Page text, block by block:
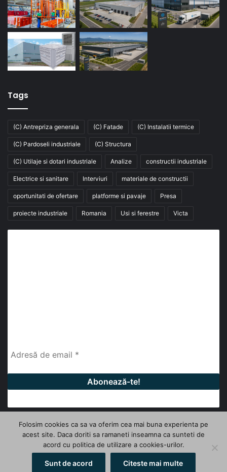
Tags
(C) Antrepriza generala (C) Fatade (C) Instalatii termice
(C) Pardoseli industriale (C) Structura
(C) Utilaje si dotari industriale Analize constructii industriale
Electrice si sanitare Interviuri materiale de constructii
oportunitati de ofertare platforme si pavaje Presa
proiecte industriale Romania Usi si ferestre Victa
© Copyright 2026, All Rights Reserved | InfoHale
FacebookLinkedInYouTube
Folosim cookies ca sa va oferim cea mai buna experienta pe
acest site. Daca doriti sa ramaneti inseamna ca sunteti de
acord cu politica de utilizare a cookies-urilor.
Sunt de acord Citeste mai multe